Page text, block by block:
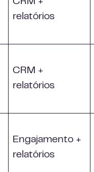
CRM +
relatórios
CRM +
relatórios
Engajamento +
relatórios